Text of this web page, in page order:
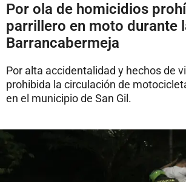
Por ola de homicidios
parrillero en moto durante
Barrancabermeja
Por alta accidentalidad y hechos de
prohibida la circulación de
en el municipio de San Gil.